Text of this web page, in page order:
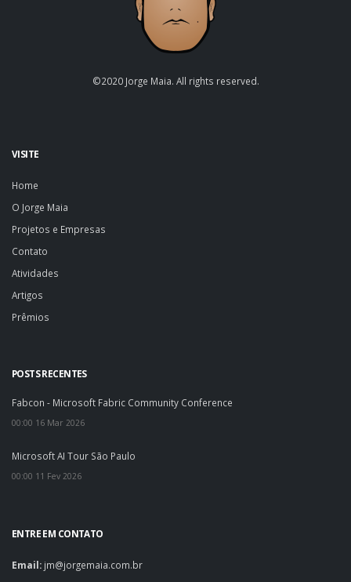
©2020 Jorge Maia. All rights reserved.
VISITE
Home
O Jorge Maia
Projetos e Empresas
Contato
Atividades
Artigos
Prêmios
POSTS RECENTES
Fabcon - Microsoft Fabric Community Conference
00:00 16 Mar 2026
Microsoft AI Tour São Paulo
00:00 11 Fev 2026
ENTRE EM CONTATO
Email: jm@jorgemaia.com.br